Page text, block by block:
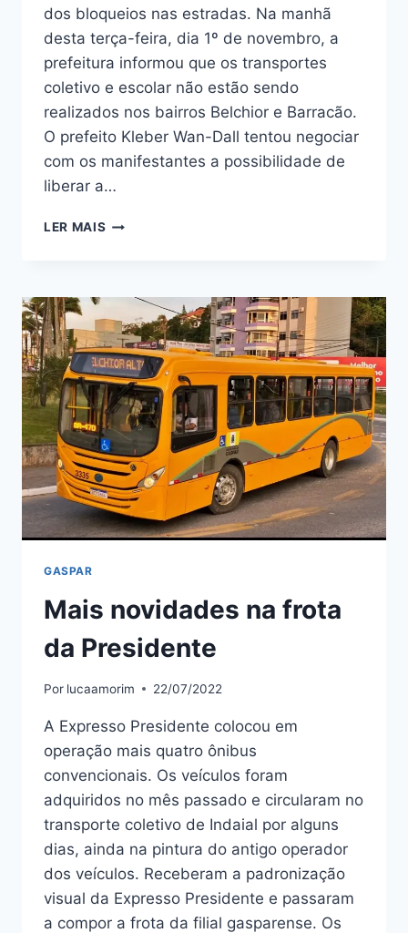
dos bloqueios nas estradas. Na manhã
desta terça-feira, dia 1º de novembro, a
prefeitura informou que os transportes
coletivo e escolar não estão sendo
realizados nos bairros Belchior e Barracão.
O prefeito Kleber Wan-Dall tentou negociar
com os manifestantes a possibilidade de
liberar a…
LER MAIS TRANSPORTE
SÃO
PREJUDICADOS
PELOS
BLOQUEIOS
NAS
ESTRADAS
GASPAR
Mais novidades na frota
da Presidente
Por lucaamorim 22/07/2022
A Expresso Presidente colocou em
operação mais quatro ônibus
convencionais. Os veículos foram
adquiridos no mês passado e circularam no
transporte coletivo de Indaial por alguns
dias, ainda na pintura do antigo operador
dos veículos. Receberam a padronização
visual da Expresso Presidente e passaram
a compor a frota da filial gasparense. Os